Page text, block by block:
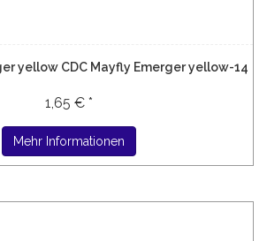
yellow CDC Mayfly Emerger yellow-14
1,65 € *
Mehr Informationen